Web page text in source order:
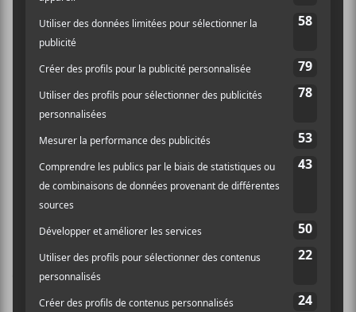
Discographie
Its Shape Is Your Touch
— avec Stephen Gauci (2020)
Auto(2020)
Bent Ring(2021)
Live at Scholes Street Studios
Stephen Gauci et Francisco Mela (2022)
Accept When— avec Caroline Davis (2024)
Viewfinder(2024)
Wendy Eisenberg
Icarus in Training— EP avec Whait et More Eaze
(2026)
Crédit photo:Bandcamp